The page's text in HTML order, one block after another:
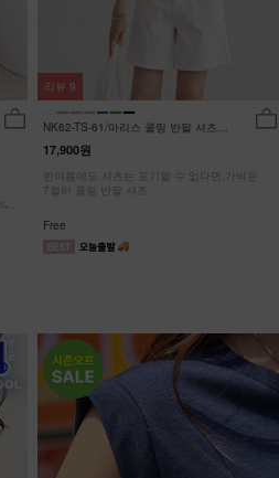
NK62-TS-61/마리스 쿨링 반팔 셔츠
17,900원
한여름에도 셔츠는 포기할 수 없다면,가벼운
7컬러 쿨링 반팔 셔츠
Free
리뷰 9